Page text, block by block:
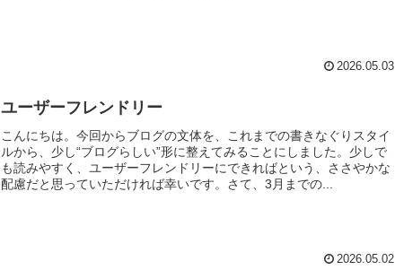
2026.05.03
ユーザーフレンドリー
こんにちは。今回からブログの文体を、これまでの書きなぐりスタイ
ルから、少し“ブログらしい”形に整えてみることにしました。少しで
も読みやすく、ユーザーフレンドリーにできればという、ささやかな
配慮だと思っていただければ幸いです。さて、3月までの...
2026.05.02